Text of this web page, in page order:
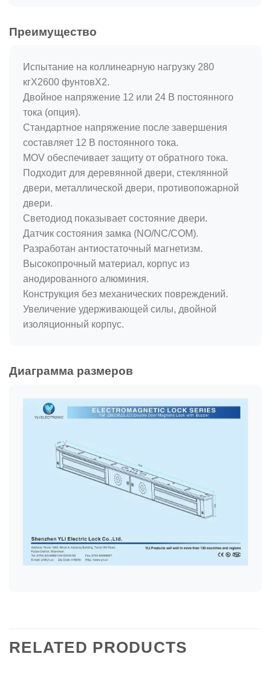
Преимущество
Испытание на коллинеарную нагрузку 280
кгX2600 фунтовX2.
Двойное напряжение 12 или 24 В постоянного
тока (опция).
Стандартное напряжение после завершения
составляет 12 В постоянного тока.
MOV обеспечивает защиту от обратного тока.
Подходит для деревянной двери, стеклянной
двери, металлической двери, противопожарной
двери.
Светодиод показывает состояние двери.
Датчик состояния замка (NO/NC/COM).
Разработан антиостаточный магнетизм.
Высокопрочный материал, корпус из
анодированного алюминия.
Конструкция без механических повреждений.
Увеличение удерживающей силы, двойной
изоляционный корпус.
Диаграмма размеров
RELATED PRODUCTS